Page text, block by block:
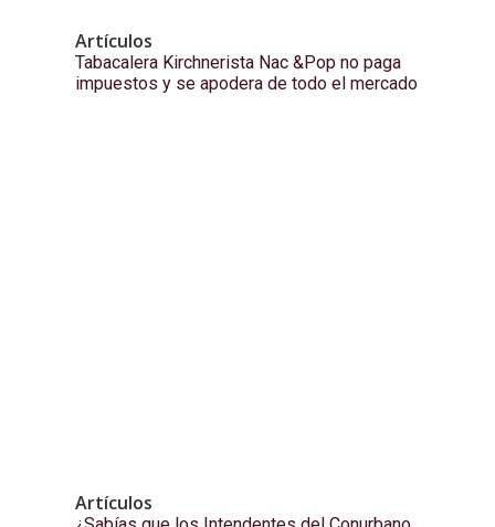
Artículos
Tabacalera Kirchnerista Nac &Pop no paga
impuestos y se apodera de todo el mercado
Artículos